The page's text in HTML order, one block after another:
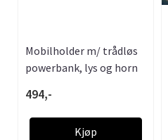
Mobilholder m/ trådløs
powerbank, lys og horn
494,-
Kjøp